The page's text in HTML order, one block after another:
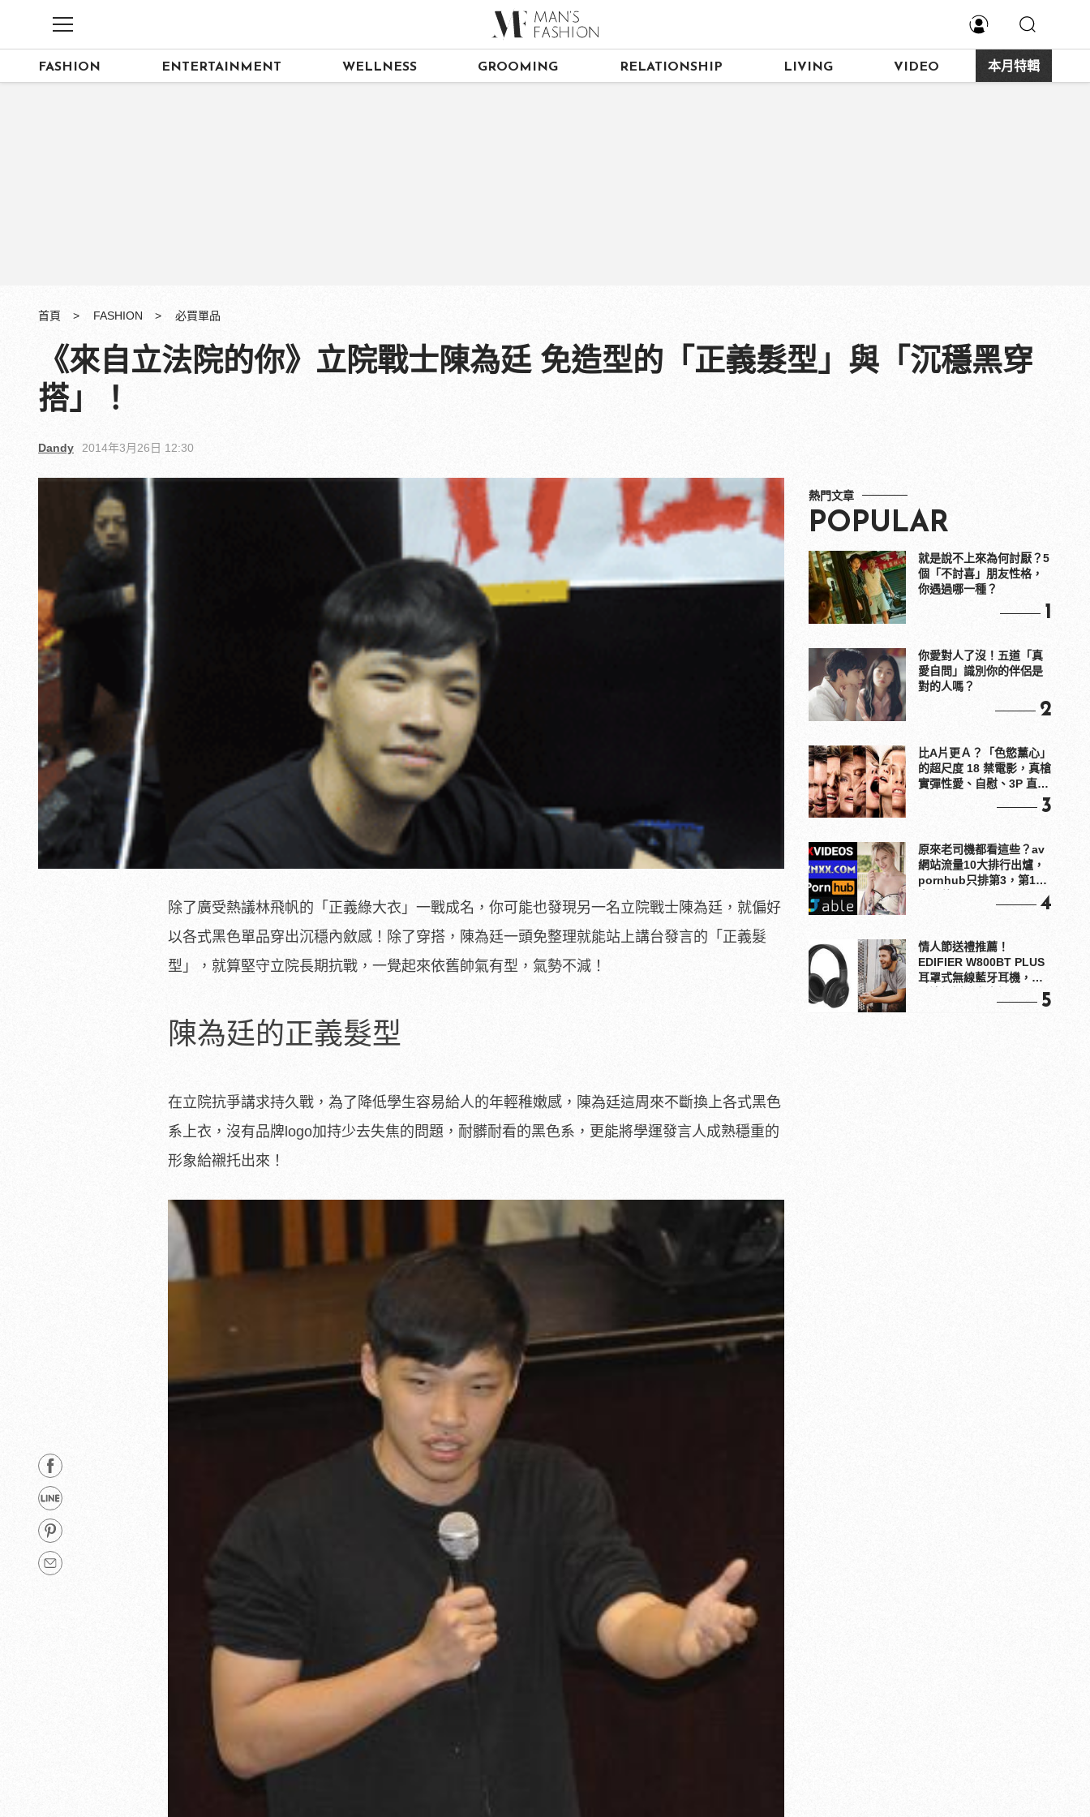
FASHION ENTERTAINMENT WELLNESS GROOMING RELATIONSHIP LIVING VIDEO 本月特輯
首頁 FASHION 必買單品
《來自立法院的你》立院戰士陳為廷 免造型的「正義髮型」與「沉穩黑穿
搭」！
Dandy 2014年3月26日 12:30
除了廣受熱議林飛帆的「正義綠大衣」一戰成名，你可能也發現另一名立院戰士陳為廷，就偏好
以各式黑色單品穿出沉穩內斂感！除了穿搭，陳為廷一頭免整理就能站上講台發言的「正義髮
型」，就算堅守立院長期抗戰，一覺起來依舊帥氣有型，氣勢不減！
陳為廷的正義髮型
在立院抗爭講求持久戰，為了降低學生容易給人的年輕稚嫩感，陳為廷這周來不斷換上各式黑色
系上衣，沒有品牌logo加持少去失焦的問題，耐髒耐看的黑色系，更能將學運發言人成熟穩重的
形象給襯托出來！
熱門文章
POPULAR
就是說不上來為何討厭？5
個「不討喜」朋友性格，
你遇過哪一種？
1
你愛對人了沒！五道「真
愛自問」識別你的伴侶是
對的人嗎？
2
比A片更Ａ？「色慾薰心」
的超尺度 18 禁電影，真槍
實彈性愛、自慰、3P 直接
3
原來老司機都看這些？av
網站流量10大排行出爐，
pornhub只排第3，第1名
4
情人節送禮推薦！
EDIFIER W800BT PLUS
耳罩式無線藍牙耳機，在
5